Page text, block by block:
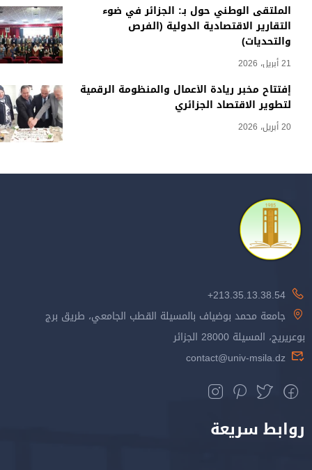
الملتقى الوطني حول بـ: الجزائر في ضوء
التقارير الاقتصادية الدولية (الفرص
والتحديات)
21 أبريل، 2026
إفتتاح مخبر ريادة الأعمال والمنظومة الرقمية
لتطوير الاقتصاد الجزائري
20 أبريل، 2026
213.35.13.38.54+
جامعة محمد بوضياف بالمسيلة القطب الجامعي، طريق برج
بوعريريج، المسيلة 28000 الجزائر
contact@univ-msila.dz
روابط سريعة